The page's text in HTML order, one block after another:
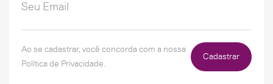
Ao se cadastrar, você concorda com a nossa
Política de Privacidade.
Cadastrar